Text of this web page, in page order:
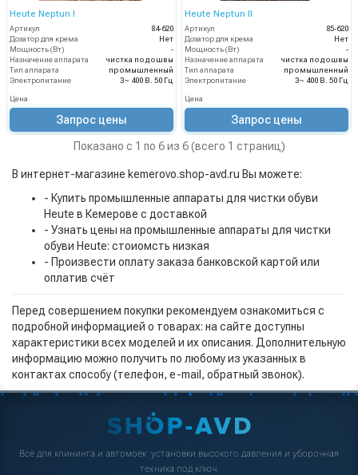
Heute Neptun I
Артикул
84-620
Дозатор для крема
Нет
Мощность (Вт)
-
Назначение аппарата
чистка подошвы
Тип аппарата
промышленный
Электропитание
3~ 400 В. 50 Гц
Цена
Запрос цены
Heute Neptun II
Артикул
85-620
Дозатор для крема
Нет
Мощность (Вт)
-
Назначение аппарата
чистка подошвы
Тип аппарата
промышленный
Электропитание
3~ 400 В. 50 Гц
Цена
Запрос цены
Показано с 1 по 6 из 6 (всего 1 страниц)
В интернет-магазине kemerovo.shop-avd.ru Вы можете:
- Купить промышленные аппараты для чистки обуви
Heute в Кемерове с доставкой
- Узнать цены на промышленные аппараты для чистки
обуви Heute: стоиомсть низкая
- Произвести оплату заказа банковской картой или
оплатив счёт
Перед совершением покупки рекомендуем ознакомиться с
подробной информацией о товарах: на сайте доступны
характеристики всех моделей и их описания. Дополнительную
информацию можно получить по любому из указанных в
контактах способу (телефон, e-mail, обратный звонок).
Всё для клининга и автомоек: установки высокого давления и уборочная
техника под ключ.